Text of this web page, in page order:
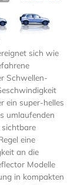
sich wie
Schwellen-
ein super-helles
umlaufenden
sichtbare
eine
an die
Modelle
in kompakten